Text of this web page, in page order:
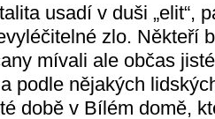
usadí v duši „elit“,
zlo. Někteří
mívali ale občas
podle nějakých
době v Bílém domě,